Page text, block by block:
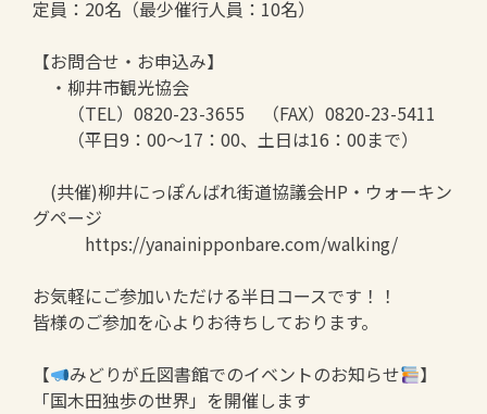
定員：20名（最少催行人員：10名）
【お問合せ・お申込み】
・柳井市観光協会
（TEL）0820-23-3655 （FAX）0820-23-5411
（平日9：00～17：00、土日は16：00まで）
(共催)柳井にっぽんばれ街道協議会HP・ウォーキン
グページ
https://yanainipponbare.com/walking/
お気軽にご参加いただける半日コースです！！
皆様のご参加を心よりお待ちしております。
【
みどりが丘図書館でのイベントのお知らせ
】
「国木田独歩の世界」を開催します